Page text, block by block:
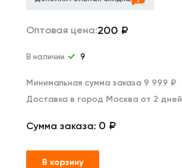
Оптовая цена:200 ₽
В наличии 9
Минимальная сумма заказа 9 999 ₽
Доставка в город Москва от 2 дней
Сумма заказа: 0 ₽
В корзину